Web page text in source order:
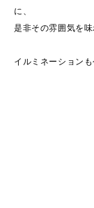
に、
是非その雰囲気を
イルミネーション